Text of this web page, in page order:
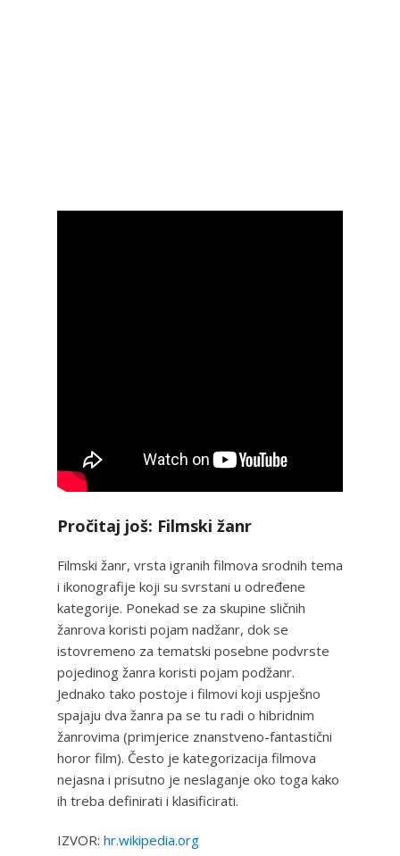
Pročitaj još: Filmski žanr
Filmski žanr, vrsta igranih filmova srodnih tema
i ikonografije koji su svrstani u određene
kategorije. Ponekad se za skupine sličnih
žanrova koristi pojam nadžanr, dok se
istovremeno za tematski posebne podvrste
pojedinog žanra koristi pojam podžanr.
Jednako tako postoje i filmovi koji uspješno
spajaju dva žanra pa se tu radi o hibridnim
žanrovima (primjerice znanstveno-fantastični
horor film). Često je kategorizacija filmova
nejasna i prisutno je neslaganje oko toga kako
ih treba definirati i klasificirati.
IZVOR: hr.wikipedia.org